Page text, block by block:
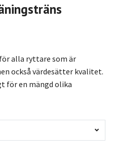
alla ryttare som är
också värdesätter kvalitet.
för en mängd olika